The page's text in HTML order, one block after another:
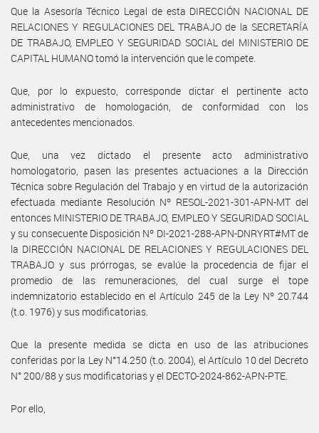
Que la Asesoría Técnico Legal de esta DIRECCIÓN NACIONAL DE
RELACIONES Y REGULACIONES DEL TRABAJO de la SECRETARÍA
DE TRABAJO, EMPLEO Y SEGURIDAD SOCIAL del MINISTERIO DE
CAPITAL HUMANO tomó la intervención que le compete.
Que, por lo expuesto, corresponde dictar el pertinente acto
administrativo de homologación, de conformidad con los
antecedentes mencionados.
Que, una vez dictado el presente acto administrativo
homologatorio, pasen las presentes actuaciones a la Dirección
Técnica sobre Regulación del Trabajo y en virtud de la autorización
efectuada mediante Resolución Nº RESOL-2021-301-APN-MT del
entonces MINISTERIO DE TRABAJO, EMPLEO Y SEGURIDAD SOCIAL
y su consecuente Disposición Nº DI-2021-288-APN-DNRYRT#MT de
la DIRECCIÓN NACIONAL DE RELACIONES Y REGULACIONES DEL
TRABAJO y sus prórrogas, se evalúe la procedencia de fijar el
promedio de las remuneraciones, del cual surge el tope
indemnizatorio establecido en el Artículo 245 de la Ley Nº 20.744
(t.o. 1976) y sus modificatorias.
Que la presente medida se dicta en uso de las atribuciones
conferidas por la Ley N°14.250 (t.o. 2004), el Artículo 10 del Decreto
N° 200/88 y sus modificatorias y el DECTO-2024-862-APN-PTE.
Por ello,